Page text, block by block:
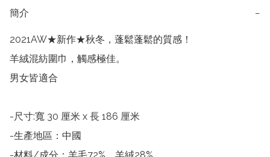
簡介 −
2021AW★新作★秋冬，蓬鬆蓬鬆的質感！
羊絨混紡圍巾，觸感極佳。
男女皆適合
-尺寸:寬 30 厘米 x 長 186 厘米
-生產地區：中國